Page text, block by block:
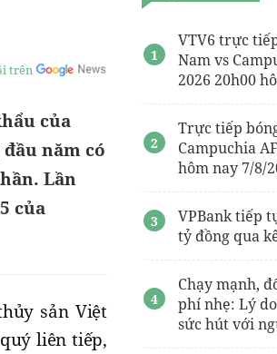
trên
của
năm có
Lần
của
sản Việt
liên tiếp,
VTV6 trực
Nam vs
2026 20h00
Trực tiếp
Campuchia
hôm nay 7/8/
VPBank tiếp
tỷ đồng qua
Chạy mạnh,
phí nhẹ: Lý
sức hút với